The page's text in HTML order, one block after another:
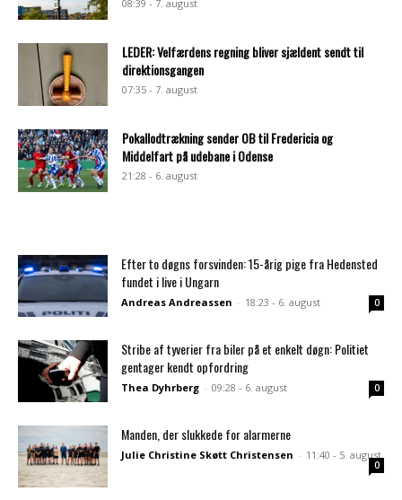
08:39 - 7. august
LEDER: Velfærdens regning bliver sjældent sendt til
direktionsgangen
07:35 - 7. august
Pokallodtrækning sender OB til Fredericia og
Middelfart på udebane i Odense
21:28 - 6. august
Efter to døgns forsvinden: 15-årig pige fra Hedensted
fundet i live i Ungarn
Andreas Andreassen - 18:23 - 6. august 0
Stribe af tyverier fra biler på et enkelt døgn: Politiet
gentager kendt opfordring
Thea Dyhrberg - 09:28 - 6. august 0
Manden, der slukkede for alarmerne
Julie Christine Skøtt Christensen - 11:40 - 5. august
0